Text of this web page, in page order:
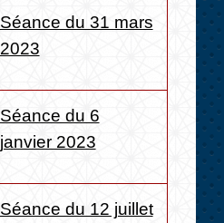
Séance du 31 mars
2023
Séance du 6
janvier 2023
Séance du 12 juillet